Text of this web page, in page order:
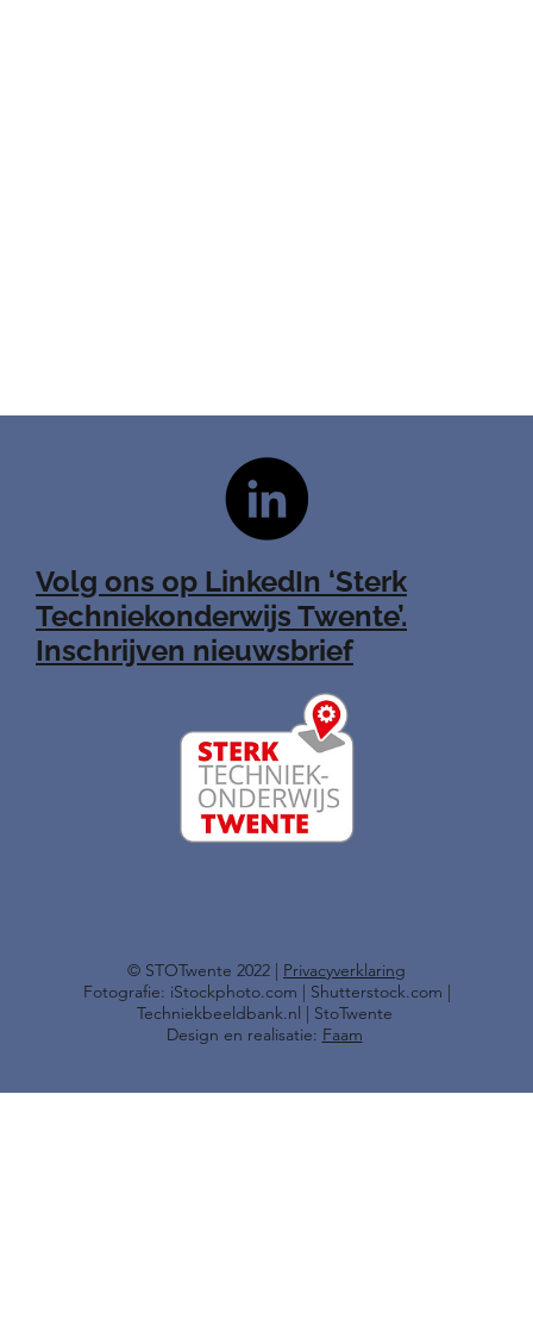
Volg ons op LinkedIn ‘Sterk
Techniekonderwijs Twente’.
Inschrijven nieuwsbrief
​© STOTwente 2022 | Privacyverklaring
Fotografie: iStockphoto.com | Shutterstock.com |
Techniekbeeldbank.nl | StoTwente
Design en realisatie: Faam